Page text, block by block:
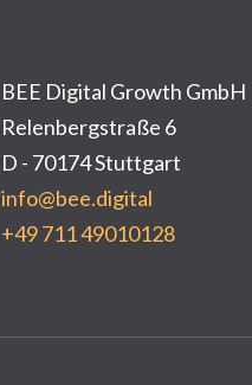
BEE Digital Growth GmbH
Relenbergstraße 6
D - 70174 Stuttgart
info@bee.digital
+49 711 49010128